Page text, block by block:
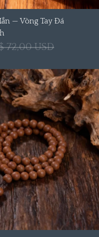
— Vòng Tay Đá
72,00 USD